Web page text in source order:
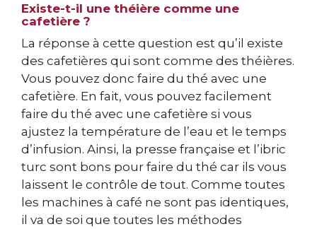
Existe-t-il une théière comme une
cafetière ?
La réponse à cette question est qu’il existe
des cafetières qui sont comme des théières.
Vous pouvez donc faire du thé avec une
cafetière. En fait, vous pouvez facilement
faire du thé avec une cafetière si vous
ajustez la température de l’eau et le temps
d’infusion. Ainsi, la presse française et l’ibric
turc sont bons pour faire du thé car ils vous
laissent le contrôle de tout. Comme toutes
les machines à café ne sont pas identiques,
il va de soi que toutes les méthodes